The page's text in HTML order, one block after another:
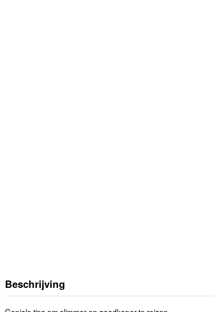
Beschrijving